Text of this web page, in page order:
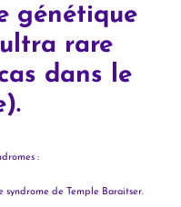
génétique
rare
dans le
:
de Temple Baraitser.